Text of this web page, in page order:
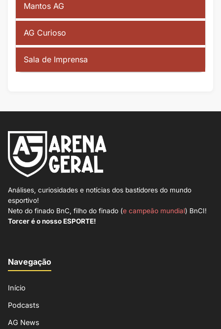
Mantos AG
AG Curioso
Sala de Imprensa
Análises, curiosidades e notícias dos bastidores do mundo
esportivo!
Neto do finado BnC, filho do finado (e campeão mundial) BnCI!
Torcer é o nosso ESPORTE!
Navegação
Início
Podcasts
AG News